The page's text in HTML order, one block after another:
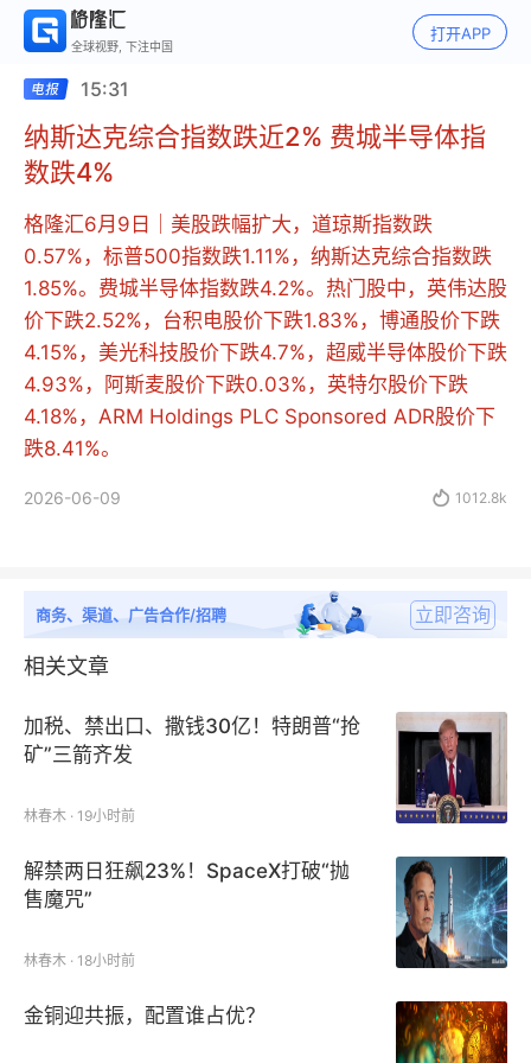
全球视野, 下注中国
打开APP
15:31
纳斯达克综合指数跌近2% 费城半导体指
数跌4%
格隆汇6月9日｜美股跌幅扩大，道琼斯指数跌
0.57%，标普500指数跌1.11%，纳斯达克综合指数跌
1.85%。费城半导体指数跌4.2%。热门股中，英伟达股
价下跌2.52%，台积电股价下跌1.83%，博通股价下跌
4.15%，美光科技股价下跌4.7%，超威半导体股价下跌
4.93%，阿斯麦股价下跌0.03%，英特尔股价下跌
4.18%，ARM Holdings PLC Sponsored ADR股价下
跌8.41%。
2026-06-09  1012.8k
商务、渠道、广告合作/招聘 立即咨询
相关文章
加税、禁出口、撒钱30亿！特朗普“抢
矿”三箭齐发
林春木 · 19小时前
解禁两日狂飙23%！SpaceX打破“抛
售魔咒”
林春木 · 18小时前
金铜迎共振，配置谁占优？